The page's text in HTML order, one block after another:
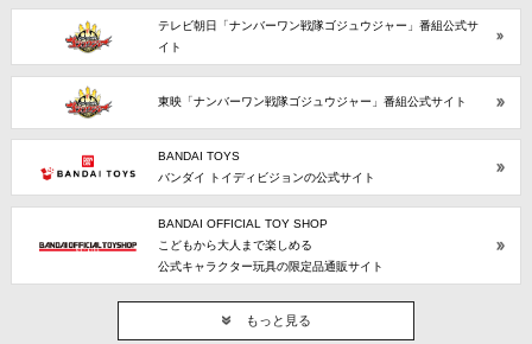
テレビ朝日「ナンバーワン戦隊ゴジュウジャー」番組公式サ
イト
東映「ナンバーワン戦隊ゴジュウジャー」番組公式サイト
BANDAI TOYS
バンダイ トイディビジョンの公式サイト
BANDAI OFFICIAL TOY SHOP
こどもから大人まで楽しめる
公式キャラクター玩具の限定品通販サイト
もっと見る